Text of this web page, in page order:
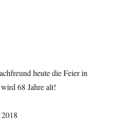
heute die Feier in
68 Jahre alt!